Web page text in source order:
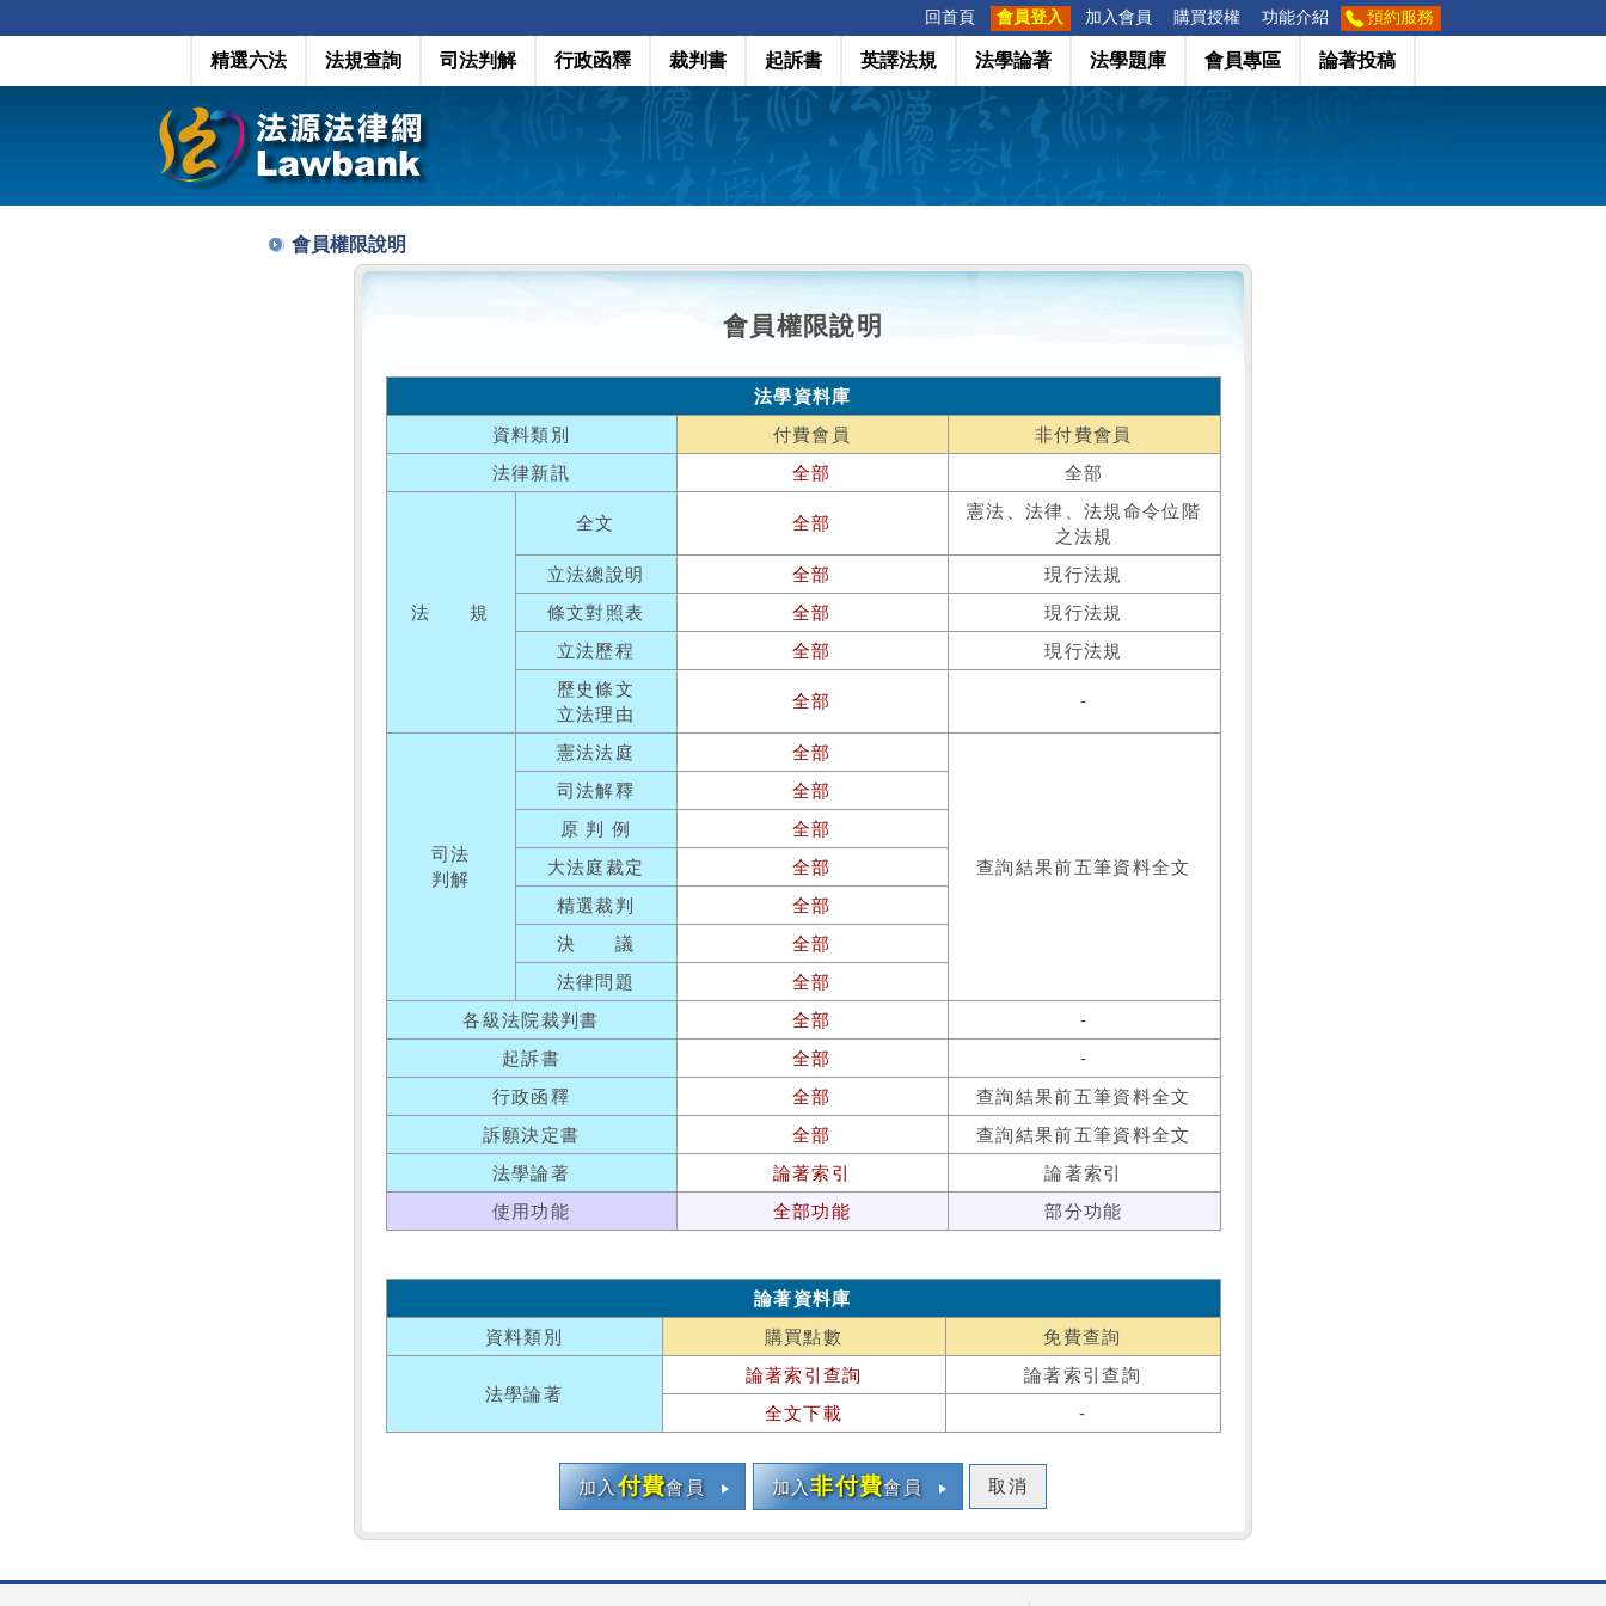
回首頁 會員登入 加入會員 購買授權 功能介紹 預約服務
精選六法 法規查詢 司法判解 行政函釋 裁判書 起訴書 英譯法規 法學論著 法學題庫 會員專區 論著投稿
會員權限說明
會員權限說明
法學資料庫
資料類別
付費會員
非付費會員
法律新訊
全部 全部
法 規
全文 全部
憲法、法律、法規命令位階
之法規
立法總說明
全部
現行法規
條文對照表
全部
現行法規
立法歷程
全部
現行法規
歷史條文
立法理由
全部 -
司法
判解
憲法法庭 全部
查詢結果前五筆資料全文
司法解釋
全部
原 判 例
全部
大法庭裁定
全部
精選裁判
全部
決 議
全部
法律問題
全部
各級法院裁判書
全部
-
起訴書
全部
-
行政函釋
全部
查詢結果前五筆資料全文
訴願決定書
全部
查詢結果前五筆資料全文
法學論著
論著索引
論著索引
使用功能
全部功能 部分功能
論著資料庫
資料類別
購買點數 免費查詢
法學論著
論著索引查詢
論著索引查詢
全文下載
-
加入付費會員 加入非付費會員 取消